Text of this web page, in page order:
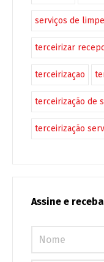
serviços de
terceirizar
terceirizaçao
terceirização de
terceirização
Assine e